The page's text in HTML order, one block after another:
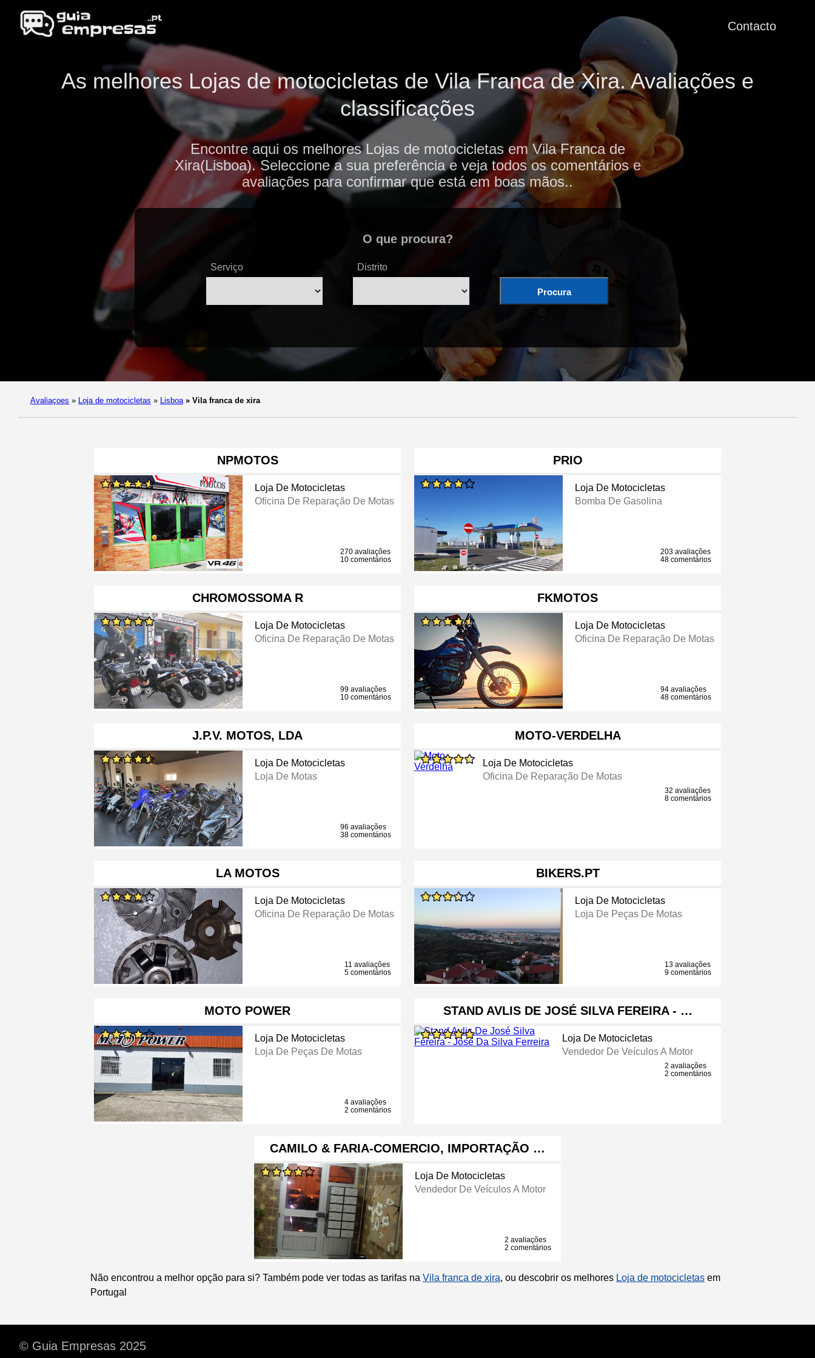
Contacto
As melhores Lojas de motocicletas de Vila Franca de Xira. Avaliações e
classificações
Encontre aqui os melhores Lojas de motocicletas em Vila Franca de
Xira(Lisboa). Seleccione a sua preferência e veja todos os comentários e
avaliações para confirmar que está em boas mãos..
O que procura?
Serviço Distrito
Procura
Avaliaçoes » Loja de motocicletas » Lisboa » Vila franca de xira
NPMOTOS
Loja De Motocicletas
Oficina De Reparação De Motas
270 avaliações
10 comentários
PRIO
Loja De Motocicletas
Bomba De Gasolina
203 avaliações
48 comentários
CHROMOSSOMA R
Loja De Motocicletas
Oficina De Reparação De Motas
99 avaliações
10 comentários
FKMOTOS
Loja De Motocicletas
Oficina De Reparação De Motas
94 avaliações
48 comentários
J.P.V. MOTOS, LDA
Loja De Motocicletas
Loja De Motas
96 avaliações
38 comentários
MOTO-VERDELHA
Loja De Motocicletas
Oficina De Reparação De Motas
32 avaliações
8 comentários
LA MOTOS
Loja De Motocicletas
Oficina De Reparação De Motas
11 avaliações
5 comentários
BIKERS.PT
Loja De Motocicletas
Loja De Peças De Motas
13 avaliações
9 comentários
MOTO POWER
Loja De Motocicletas
Loja De Peças De Motas
4 avaliações
2 comentários
STAND AVLIS DE JOSÉ SILVA FEREIRA - …
Loja De Motocicletas
Vendedor De Veículos A Motor
2 avaliações
2 comentários
CAMILO & FARIA-COMERCIO, IMPORTAÇÃO …
Loja De Motocicletas
Vendedor De Veículos A Motor
2 avaliações
2 comentários
Não encontrou a melhor opção para si? Também pode ver todas as tarifas na Vila franca de xira, ou descobrir os melhores Loja de motocicletas em
Portugal
© Guia Empresas 2025